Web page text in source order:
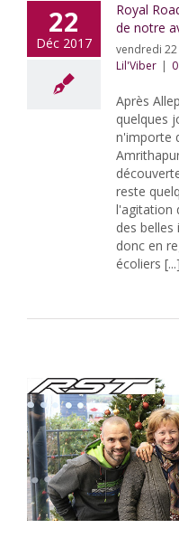
22
Déc 2017
Royal
de notre
vendredi
Lil'Viber
Après
quelques
n'importe
reste
l'agitation
des belles
donc en
écoliers [...]